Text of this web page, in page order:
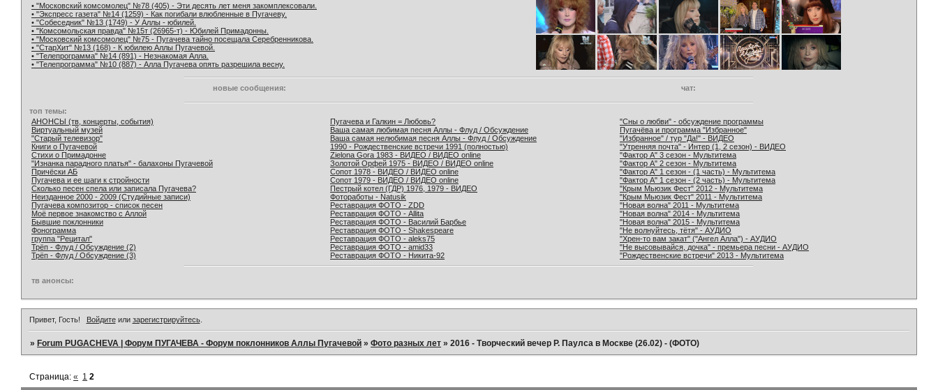
• "Московский комсомолец" №78 (405) - Эти десять лет меня закомплексовали.
• "Экспресс газета" №14 (1259) - Как погибали влюбленные в Пугачеву.
• "Собеседник" №13 (1749) - У Аллы - юбилей.
• "Комсомольская правда" №15т (26965-т) - Юбилей Примадонны.
• "Московский комсомолец" №75 - Пугачева тайно посещала Серебренникова.
• "СтарХит" №13 (168) - К юбилею Аллы Пугачевой.
• "Телепрограмма" №14 (891) - Незнакомая Алла.
• "Телепрограмма" №10 (887) - Алла Пугачева опять разрешила весну.
новые сообщения: чат:
топ темы:
АНОНСЫ (тв, концерты, события)
Виртуальный музей
"Старый телевизор"
Книги о Пугачевой
Стихи о Примадонне
"Изнанка парадного платья" - балахоны Пугачевой
Причёски АБ
Пугачева и ее шаги к стройности
Сколько песен спела или записала Пугачева?
Неизданное 2000 - 2009 (Студийные записи)
Пугачева композитор - список песен
Моё первое знакомство с Аллой
Бывшие поклонники
Фонограмма
группа "Рецитал"
Трёп - Флуд / Обсуждение (2)
Трёп - Флуд / Обсуждение (3)
Пугачева и Галкин = Любовь?
Ваша самая любимая песня Аллы - Флуд / Обсуждение
Ваша самая нелюбимая песня Аллы - Флуд / Обсуждение
1990 - Рождественские встречи 1991 (полностью)
Zielona Gora 1983 - ВИДЕО / ВИДЕО online
Золотой Орфей 1975 - ВИДЕО / ВИДЕО online
Сопот 1978 - ВИДЕО / ВИДЕО online
Сопот 1979 - ВИДЕО / ВИДЕО online
Пестрый котел (ГДР) 1976, 1979 - ВИДЕО
Фотоработы - Natusik
Реставрация ФОТО - ZDD
Реставрация ФОТО - Allita
Реставрация ФОТО - Василий Барбье
Реставрация ФОТО - Shakespeare
Реставрация ФОТО - aleks75
Реставрация ФОТО - amid33
Реставрация ФОТО - Никита-92
"Сны о любви" - обсуждение программы
Пугачёва и программа "Избранное"
"Избранное" / тур "Да!" - ВИДЕО
"Утренняя почта" - Интер (1, 2 сезон) - ВИДЕО
"Фактор А" 3 сезон - Мультитема
"Фактор А" 2 сезон - Мультитема
"Фактор А" 1 сезон - (1 часть) - Мультитема
"Фактор А" 1 сезон - (2 часть) - Мультитема
"Крым Мьюзик Фест" 2012 - Мультитема
"Крым Мьюзик Фест" 2011 - Мультитема
"Новая волна" 2011 - Мультитема
"Новая волна" 2014 - Мультитема
"Новая волна" 2015 - Мультитема
"Не волнуйтесь, тётя" - АУДИО
"Хрен-то вам закат" ("Ангел Алла") - АУДИО
"Не высовывайся, дочка" - премьера песни - АУДИО
"Рождественские встречи" 2013 - Мультитема
тв анонсы:
Привет, Гость! Войдитеили зарегистрируйтесь.
»Forum PUGACHEVA | Форум ПУГАЧЕВА - Форум поклонников Аллы Пугачевой »Фото разных лет »2016 - Творческий вечер Р. Паулса в Москве (26.02) - (ФОТО)
Страница:« 1 2